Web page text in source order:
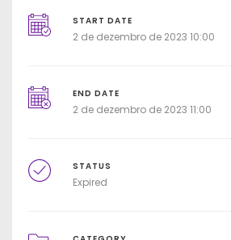
START DATE
2 de dezembro de 2023 10:00
END DATE
2 de dezembro de 2023 11:00
STATUS
Expired